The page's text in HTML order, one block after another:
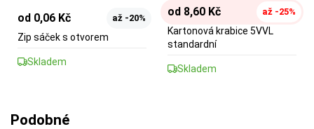
od 0,06 Kč až -20%
Zip sáček s otvorem
Skladem
od 8,60 Kč až -25%
Kartonová krabice 5VVL
standardní
Skladem
Podobné